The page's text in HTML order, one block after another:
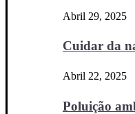
Abril 29, 2025
Cuidar da
Abril 22, 2025
Poluição